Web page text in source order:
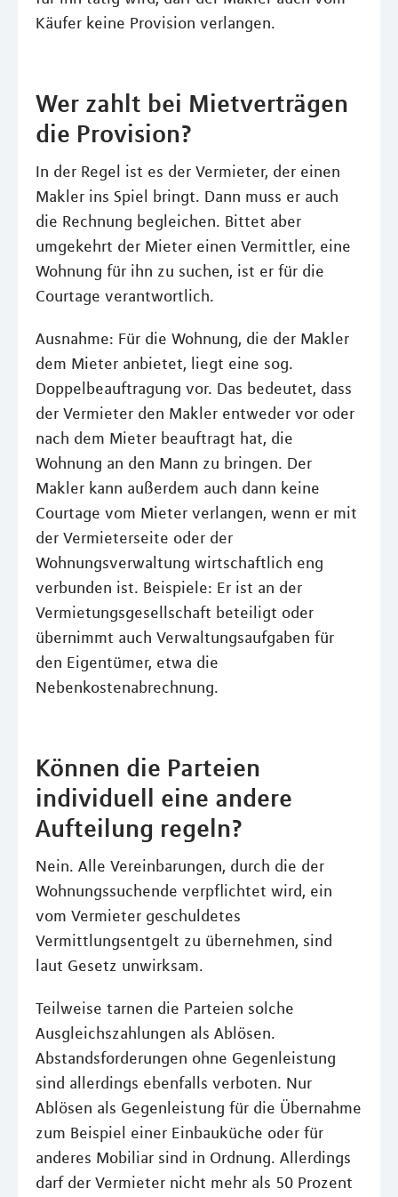
Käufer keine Provision verlangen.
Wer zahlt bei Mietverträgen
die Provision?
In der Regel ist es der Vermieter, der einen
Makler ins Spiel bringt. Dann muss er auch
die Rechnung begleichen. Bittet aber
umgekehrt der Mieter einen Vermittler, eine
Wohnung für ihn zu suchen, ist er für die
Courtage verantwortlich.
Ausnahme: Für die Wohnung, die der Makler
dem Mieter anbietet, liegt eine sog.
Doppelbeauftragung vor. Das bedeutet, dass
der Vermieter den Makler entweder vor oder
nach dem Mieter beauftragt hat, die
Wohnung an den Mann zu bringen. Der
Makler kann außerdem auch dann keine
Courtage vom Mieter verlangen, wenn er mit
der Vermieterseite oder der
Wohnungsverwaltung wirtschaftlich eng
verbunden ist. Beispiele: Er ist an der
Vermietungsgesellschaft beteiligt oder
übernimmt auch Verwaltungsaufgaben für
den Eigentümer, etwa die
Nebenkostenabrechnung.
Können die Parteien
individuell eine andere
Aufteilung regeln?
Nein. Alle Vereinbarungen, durch die der
Wohnungssuchende verpflichtet wird, ein
vom Vermieter geschuldetes
Vermittlungsentgelt zu übernehmen, sind
laut Gesetz unwirksam.
Teilweise tarnen die Parteien solche
Ausgleichszahlungen als Ablösen.
Abstandsforderungen ohne Gegenleistung
sind allerdings ebenfalls verboten. Nur
Ablösen als Gegenleistung für die Übernahme
zum Beispiel einer Einbauküche oder für
anderes Mobiliar sind in Ordnung. Allerdings
darf der Vermieter nicht mehr als 50 Prozent